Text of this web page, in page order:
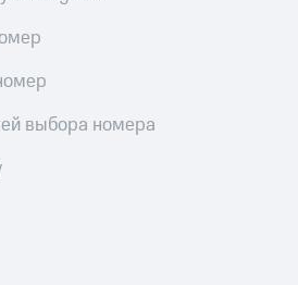
выбора номера